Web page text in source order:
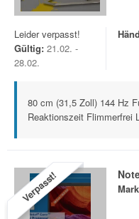
Leider verpasst!
Gültig: 21.02. -
28.02.
80 cm (31,5 Zoll) 144 Hz
Reaktionszeit Flimmerfrei
Verpasst!